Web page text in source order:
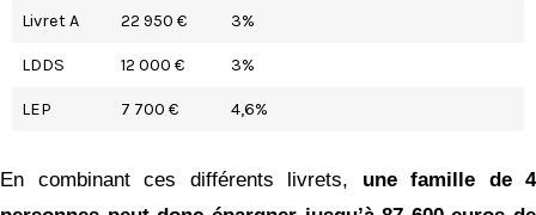
Livret A 22 950 € 3%
LDDS 12 000 € 3%
LEP 7 700 € 4,6%
En combinant ces différents livrets, une famille de 4